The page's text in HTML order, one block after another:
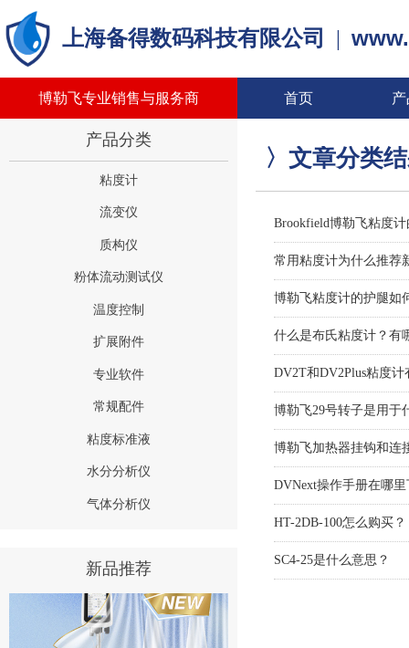
上海备得数码科技有限公司 |
首页
博勒飞专业销售与服务商
Brookfield博勒飞粘度
常用粘度计为什么推荐
博勒飞粘度计的护腿如
什么是布氏粘度计？有
DV2T和DV2Plus粘度
博勒飞29号转子是用于
博勒飞加热器挂钩和连
DVNext操作手册在哪
HT-2DB-100怎么购买？
SC4-25是什么意思？
〉文章分类
粘度计
流变仪
质构仪
粉体流动测试仪
温度控制
扩展附件
专业软件
常规配件
粘度标准液
水分分析仪
气体分析仪
产品分类
新品推荐